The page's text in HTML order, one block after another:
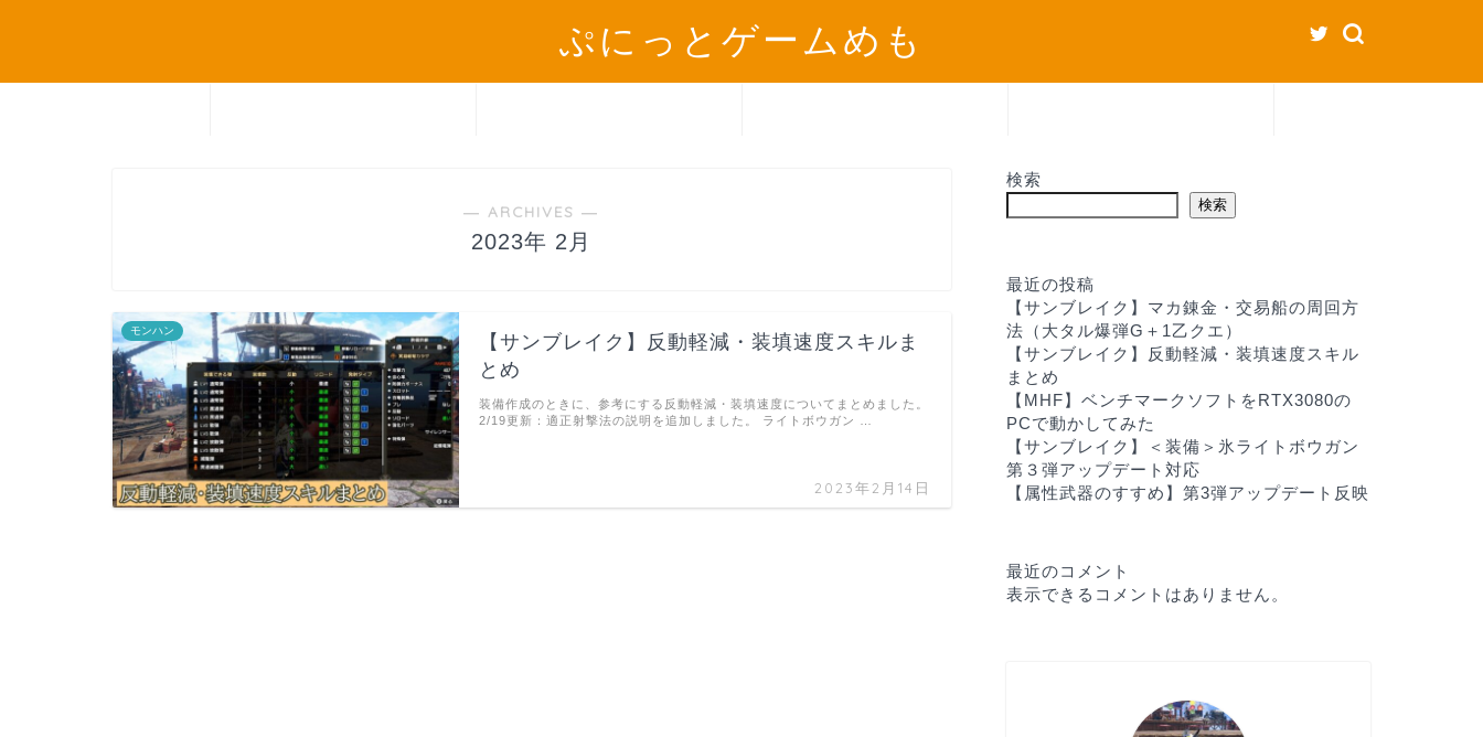
ぷにっとゲームめも
― ARCHIVES ―
2023年 2月
モンハン
【サンブレイク】反動軽減・装填速度スキルま
とめ
2023年2月14日
装備作成のときに、参考にする反動軽減・装填速度についてまとめました。
2/19更新：適正射撃法の説明を追加しました。 ライトボウガン …
検索
検索
最近の投稿
【サンブレイク】マカ錬金・交易船の周回方
法（大タル爆弾G＋1乙クエ）
【サンブレイク】反動軽減・装填速度スキル
まとめ
【MHF】ベンチマークソフトをRTX3080の
PCで動かしてみた
【サンブレイク】＜装備＞氷ライトボウガン
第３弾アップデート対応
【属性武器のすすめ】第3弾アップデート反映
最近のコメント
表示できるコメントはありません。